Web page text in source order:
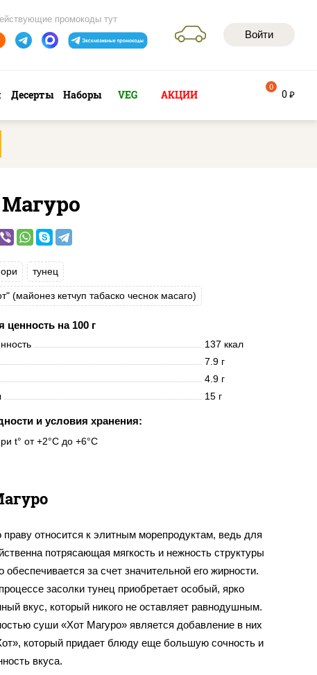
Войти
промокоды тут
Десерты Наборы VEG АКЦИИ 0 руб
0
тунец
(майонез кетчуп табаско чеснок масаго)
ценность на 100 г
137 ккал
7.9 г
4.9 г
15 г
и условия хранения:
t° от +2°C до +6°C
праву относится к элитным морепродуктам, ведь для
потрясающая мягкость и нежность структуры
обеспечивается за счет значительной его жирности.
засолки тунец приобретает особый, ярко
вкус, который никого не оставляет равнодушным.
суши «Хот Магуро» является добавление в них
который придает блюду еще большую сочность и
вкуса.